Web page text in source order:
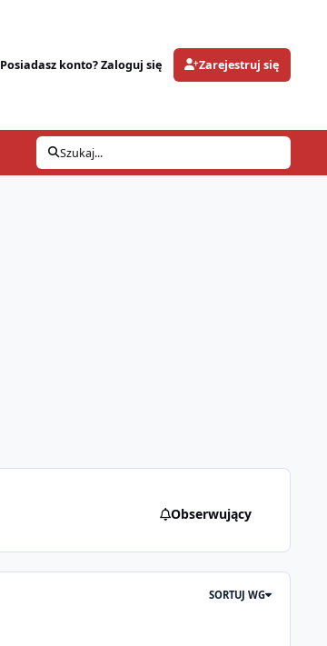
Posiadasz konto? Zaloguj się Zarejestruj się
Szukaj...
Obserwujący
SORTUJ WG